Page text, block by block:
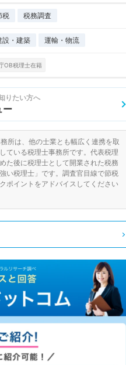
税 税務調査
設・建築 運輸・物流
OB税理士在籍
りたい方へ
ー
所は、他の士業とも幅広く連携を取
ている税理士事務所です。代表税理
た後に税理士として開業された税務
い税理士」です。調査官目線で節税
ポイントをアドバイスしてください